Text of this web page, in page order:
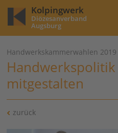
Kolpingwerk
Diözesanverband
Augsburg
Handwerkskammerwahlen
mitgestalten
zurück